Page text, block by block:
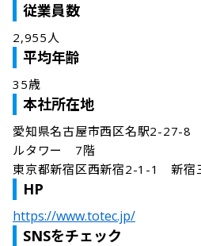
従業員数
2,955人
平均年齢
35歳
本社所在地
愛知県名古屋市西区名駅2-27-8
ルタワー　7階
東京都新宿区西新宿2-1-1　新宿
HP
https://www.totec.jp/
SNSをチェック